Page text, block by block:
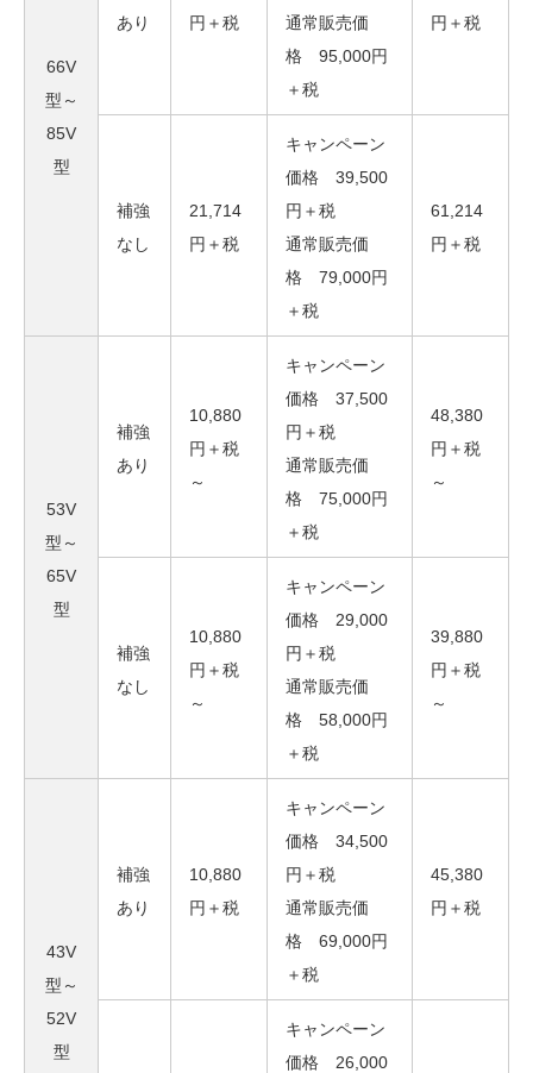
66V
型～
85V
型
あり
円＋税
通常販売価
格 95,000円
＋税
円＋税
補強
なし
21,714
円＋税
キャンペーン
価格 39,500
円＋税
通常販売価
格 79,000円
＋税
61,214
円＋税
53V
型～
65V
型
補強
あり
10,880
円＋税
～
キャンペーン
価格 37,500
円＋税
通常販売価
格 75,000円
＋税
48,380
円＋税
～
補強
なし
10,880
円＋税
～
キャンペーン
価格 29,000
円＋税
通常販売価
格 58,000円
＋税
39,880
円＋税
～
43V
型～
52V
型
補強
あり
10,880
円＋税
キャンペーン
価格 34,500
円＋税
通常販売価
格 69,000円
＋税
45,380
円＋税
キャンペーン
価格 26,000